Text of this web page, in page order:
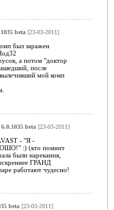
beta[23-03-2011]
был заражен
а потом "доктор
после
мой комп
beta[23-03-2011]
- "Я -
:) (кто помнит
были нарекания,
ГРАНД
работают чудесно!
beta[23-03-2011]